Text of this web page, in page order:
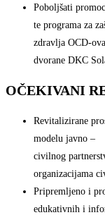
Poboljšati
te programa za
zdravlja OCD-
dvorane DKC
OČEKIVANI
Revitalizirane
modelu javno –
civilnog
organizacijama
Pripremljeno i
edukativnih i